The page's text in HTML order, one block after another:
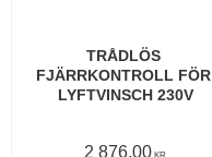
TRÅDLÖS
FJÄRRKONTROLL FÖR
LYFTVINSCH 230V
2 876,00